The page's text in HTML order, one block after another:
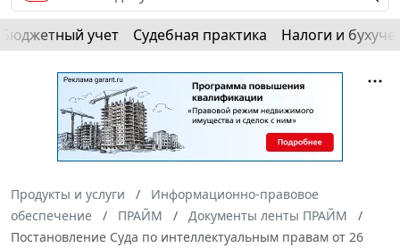
Бюджетный учет Судебная практика Налоги и
Продукты и услуги
Информационно-правовое
обеспечение
ПРАЙМ
Документы ленты ПРАЙМ
Постановление Суда по интеллектуальным правам от 26